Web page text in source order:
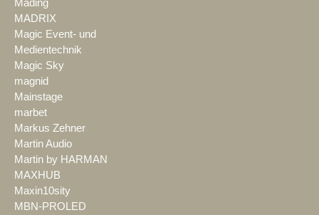
Mäding
MADRIX
Magic Event- und
Medientechnik
Magic Sky
magnid
Mainstage
marbet
Markus Zehner
Martin Audio
Martin by HARMAN
MAXHUB
Maxin10sity
MBN-PROLED